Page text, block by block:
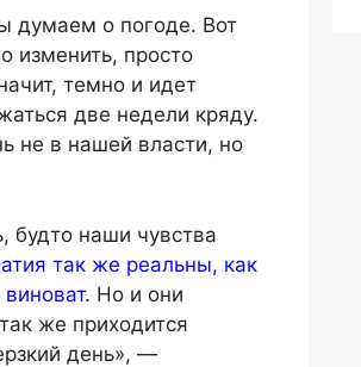
думаем о погоде. Вот
изменить, просто
темно и идет
две недели кряду.
не в нашей власти, но
будто наши чувства
так же реальны, как
Но и они
же приходится
день», —